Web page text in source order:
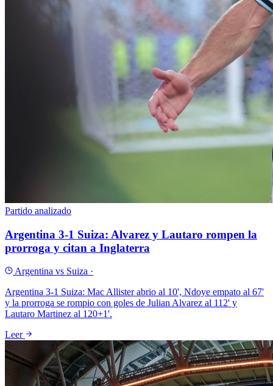
Partido analizado
Argentina 3-1 Suiza: Alvarez y Lautaro rompen la
prorroga y citan a Inglaterra
Argentina vs Suiza ·
Argentina 3-1 Suiza: Mac Allister abrio al 10', Ndoye empato al 67'
y la prorroga se rompio con goles de Julian Alvarez al 112' y
Lautaro Martinez al 120+1'.
Leer